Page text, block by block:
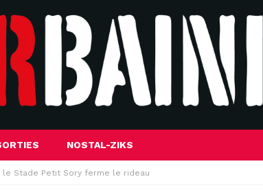
NOSTAL-ZIKS
Stade Petit Sory ferme le rideau